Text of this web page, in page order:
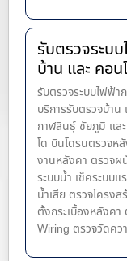
รับตรวจระบ
บ้าน และ คอน
รับตรวจระบบไฟฟ้
บริการรับตรวจบ้า
กาฬสินธุ์ ชัยภูมิ แล
โด บินโดรนตรวจห
งานหลังคา ตรวจผ
ระบบน้ำ เช็คระบบ
น้ำ​เสีย ตรวจโครง
ตั้งกระเบื้องหลังคา
Wiring ตรวจวัดคว